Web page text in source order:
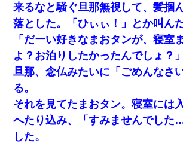
【驚愕】私「今まで育てた分のお金返してね(
3000万円」→数年後。私「妹が病気になった
い」→
私（23）冗談のつもりで上司（27）に胸を揉
宅飲みで女友達の乳を見てしまった・・・
今日夫の実家に泊ったんだけど、朝起きたら
リしてた
来るなと騒ぐ旦那無視して、髪掴
落とした。「ひぃぃ！」とか叫んだ
「だーい好きなまおタンが、寝室
よ？お泊りしたかったんでしょ？」
旦那、念仏みたいに「ごめんなさ
る。
それを見てたまおタン。寝室には
へたり込み、「すみませんでした
した。